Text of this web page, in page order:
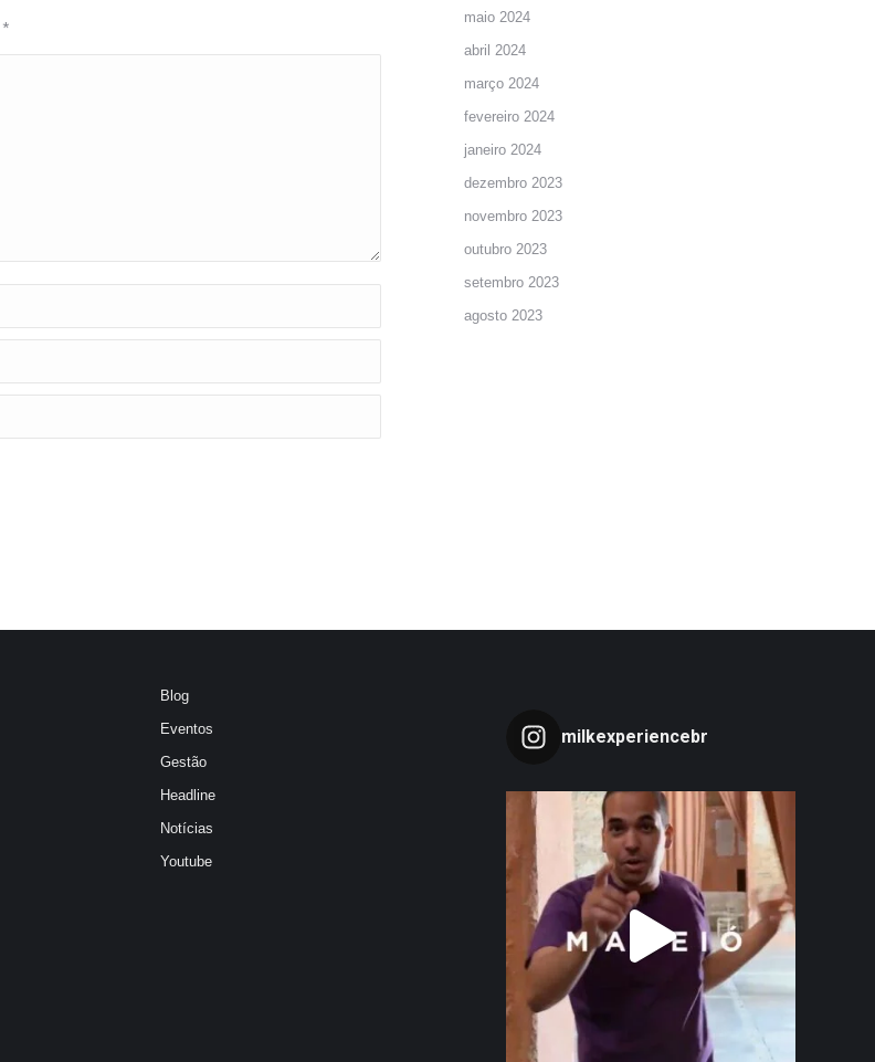
*
maio 2024
abril 2024
março 2024
fevereiro 2024
janeiro 2024
dezembro 2023
novembro 2023
outubro 2023
setembro 2023
agosto 2023
Blog
Eventos
Gestão
Headline
Notícias
Youtube
milkexperiencebr